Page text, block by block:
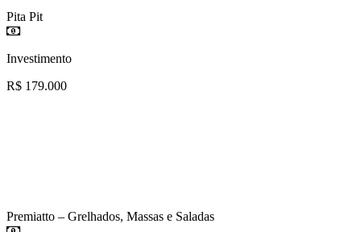
Pita Pit
Investimento
R$ 179.000
Premiatto – Grelhados, Massas e Saladas